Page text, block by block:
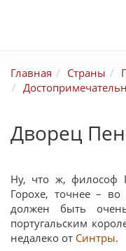
Главная Страны
Дворец
Ну, что ж, философ
Горохе, точнее –
должен быть
португальским
недалеко от Синтры.